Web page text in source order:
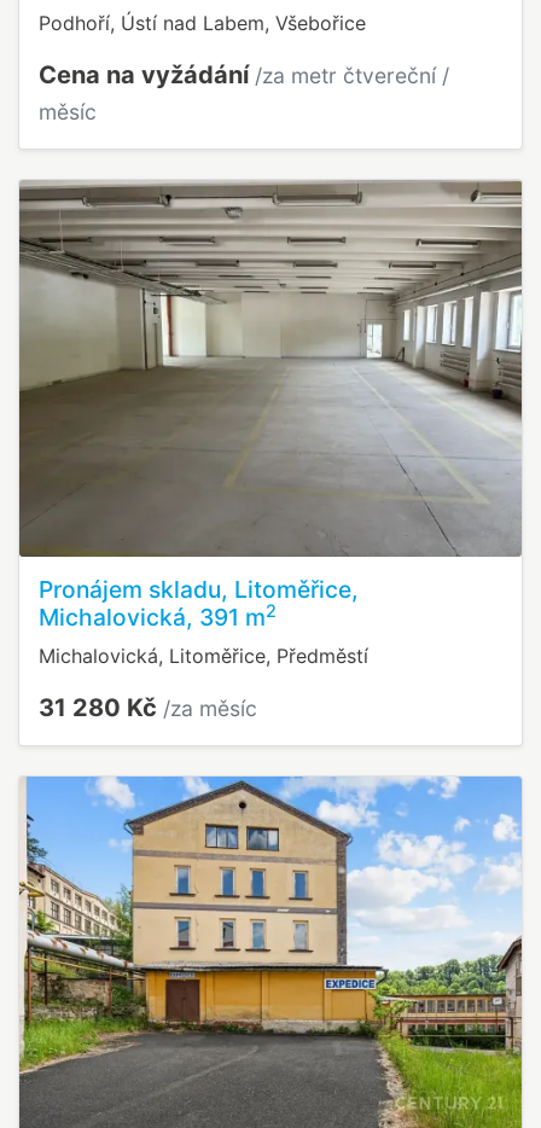
Podhoří, Ústí nad Labem, Všebořice
Cena na vyžádání /za metr čtvereční /
měsíc
Pronájem skladu, Litoměřice,
Michalovická, 391 m2
Michalovická, Litoměřice, Předměstí
31 280 Kč /za měsíc